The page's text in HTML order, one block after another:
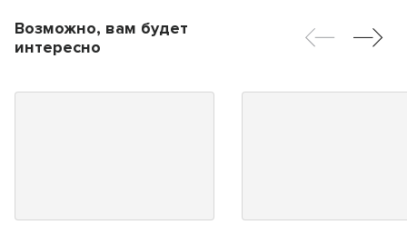
Возможно, вам будет
интересно